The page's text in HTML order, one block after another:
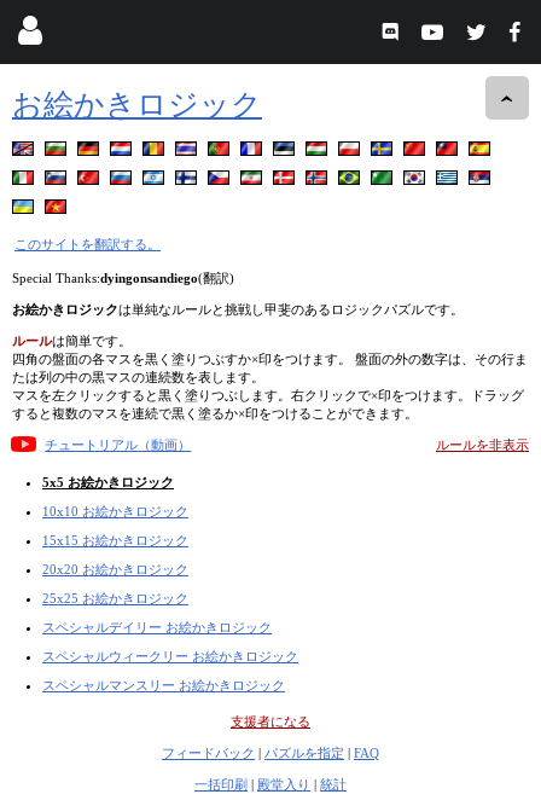
お絵かきロジック
このサイトを翻訳する。
Special Thanks:dyingonsandiego(翻訳)
お絵かきロジックは単純なルールと挑戦し甲斐のあるロジックパズルです。
ルールは簡単です。
四角の盤面の各マスを黒く塗りつぶすか×印をつけます。 盤面の外の数字は、その行ま
たは列の中の黒マスの連続数を表します。
マスを左クリックすると黒く塗りつぶします。右クリックで×印をつけます。ドラッグ
すると複数のマスを連続で黒く塗るか×印をつけることができます。
チュートリアル（動画） ルールを非表示
5x5 お絵かきロジック
10x10 お絵かきロジック
15x15 お絵かきロジック
20x20 お絵かきロジック
25x25 お絵かきロジック
スペシャルデイリー お絵かきロジック
スペシャルウィークリー お絵かきロジック
スペシャルマンスリー お絵かきロジック
支援者になる
フィードバック | パズルを指定 | FAQ
一括印刷 | 殿堂入り | 統計